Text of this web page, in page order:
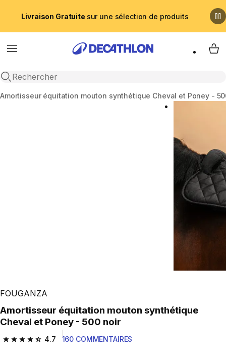
Livraison Gratuite sur une sélection de produits
Menu
Recherche ouverte
My
Accueil
Amortisseur équitation mouton synthétique Cheval et Poney -
FOUGANZA
Amortisseur équitation mouton synthétique
Cheval et Poney - 500 noir
4.7
4.7 out of 5 stars from 160 reviews
160 COMMENTAIRES